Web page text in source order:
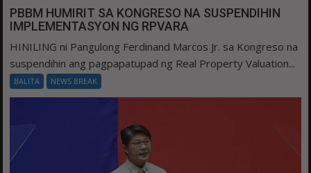
PBBM HUMIRIT SA KONGRESO NA SUSPENDIHIN
IMPLEMENTASYON NG RPVARA
HINILING ni Pangulong Ferdinand Marcos Jr. sa Kongreso na
suspendihin ang pagpapatupad ng Real Property Valuation...
BALITA NEWS BREAK